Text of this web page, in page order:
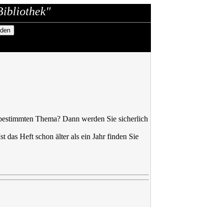
Thema? Dann werden Sie sicherlich
das Heft schon älter als ein Jahr finden Sie